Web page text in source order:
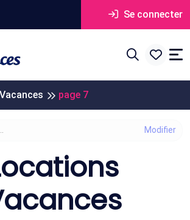
Se connecter
page 7